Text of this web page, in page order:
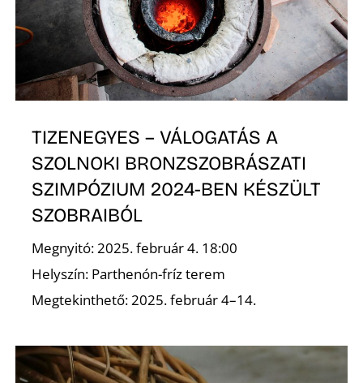
TIZENEGYES – VÁLOGATÁS A
SZOLNOKI BRONZSZOBRÁSZATI
SZIMPÓZIUM 2024-BEN KÉSZÜLT
SZOBRAIBÓL
Megnyitó: 2025. február 4. 18:00
Helyszín: Parthenón-fríz terem
Megtekinthető: 2025. február 4–14.